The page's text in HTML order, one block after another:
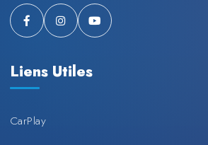
Liens Utiles
CarPlay